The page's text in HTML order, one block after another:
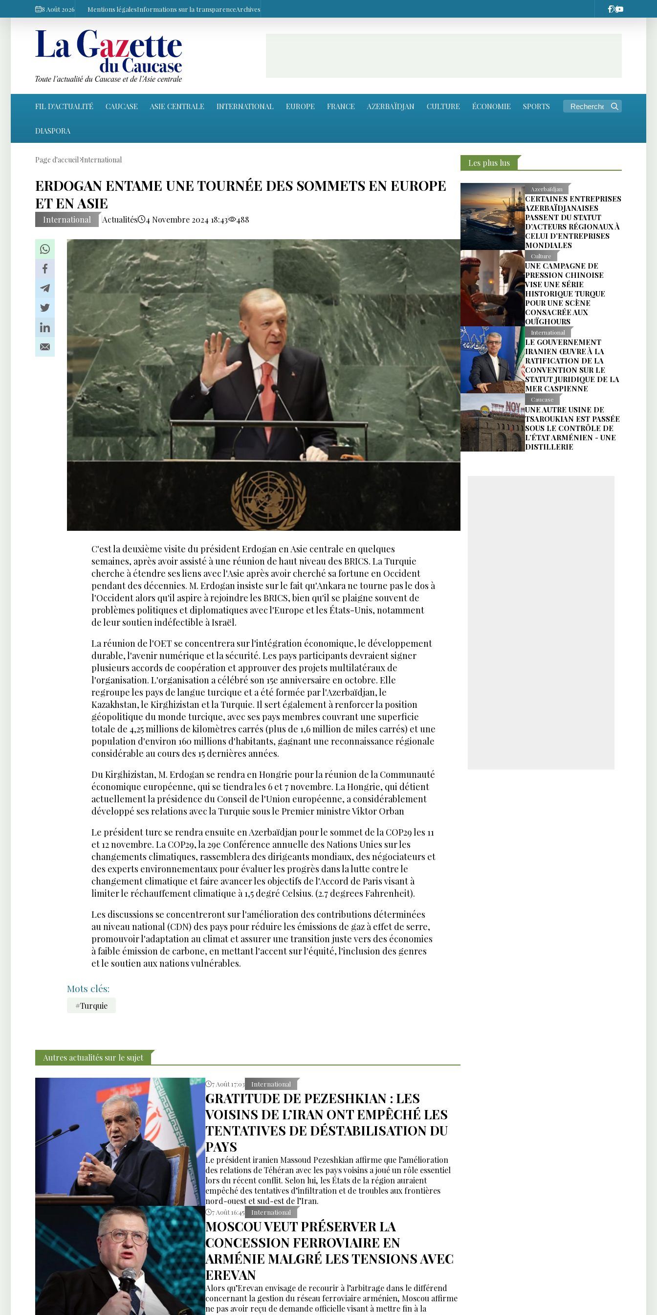
8 Août 2026 Mentions légalesInformations sur la transparenceArchives
FIL D'ACTUALITÉ CAUCASE ASIE CENTRALE INTERNATIONAL EUROPE FRANCE AZERBAÏDJAN CULTURE ÉCONOMIE SPORTS
DIASPORA
Page d'accueil International
ERDOGAN ENTAME UNE TOURNÉE DES SOMMETS EN EUROPE
ET EN ASIE
International Actualités 4 Novembre 2024 18:43 488
C'est la deuxième visite du président Erdogan en Asie centrale en quelques
semaines, après avoir assisté à une réunion de haut niveau des BRICS. La Turquie
cherche à étendre ses liens avec l'Asie après avoir cherché sa fortune en Occident
pendant des décennies. M. Erdogan insiste sur le fait qu'Ankara ne tourne pas le dos à
l'Occident alors qu'il aspire à rejoindre les BRICS, bien qu'il se plaigne souvent de
problèmes politiques et diplomatiques avec l'Europe et les États-Unis, notamment
de leur soutien indéfectible à Israël.
La réunion de l'OET se concentrera sur l'intégration économique, le développement
durable, l'avenir numérique et la sécurité. Les pays participants devraient signer
plusieurs accords de coopération et approuver des projets multilatéraux de
l'organisation. L'organisation a célébré son 15e anniversaire en octobre. Elle
regroupe les pays de langue turcique et a été formée par l'Azerbaïdjan, le
Kazakhstan, le Kirghizistan et la Turquie. Il sert également à renforcer la position
géopolitique du monde turcique, avec ses pays membres couvrant une superficie
totale de 4,25 millions de kilomètres carrés (plus de 1,6 million de miles carrés) et une
population d'environ 160 millions d'habitants, gagnant une reconnaissance régionale
considérable au cours des 15 dernières années.
Du Kirghizistan, M. Erdogan se rendra en Hongrie pour la réunion de la Communauté
économique européenne, qui se tiendra les 6 et 7 novembre. La Hongrie, qui détient
actuellement la présidence du Conseil de l'Union européenne, a considérablement
développé ses relations avec la Turquie sous le Premier ministre Viktor Orban
Le président turc se rendra ensuite en Azerbaïdjan pour le sommet de la COP29 les 11
et 12 novembre. La COP29, la 29e Conférence annuelle des Nations Unies sur les
changements climatiques, rassemblera des dirigeants mondiaux, des négociateurs et
des experts environnementaux pour évaluer les progrès dans la lutte contre le
changement climatique et faire avancer les objectifs de l'Accord de Paris visant à
limiter le réchauffement climatique à 1,5 degré Celsius. (2.7 degrees Fahrenheit).
Les discussions se concentreront sur l'amélioration des contributions déterminées
au niveau national (CDN) des pays pour réduire les émissions de gaz à effet de serre,
promouvoir l'adaptation au climat et assurer une transition juste vers des économies
à faible émission de carbone, en mettant l'accent sur l'équité, l'inclusion des genres
et le soutien aux nations vulnérables.
Mots clés:
#Turquie
Autres actualités sur le sujet
7 Août 17:03 International
GRATITUDE DE PEZESHKIAN : LES
VOISINS DE L’IRAN ONT EMPÊCHÉ LES
TENTATIVES DE DÉSTABILISATION DU
PAYS
Le président iranien Massoud Pezeshkian affirme que l’amélioration
des relations de Téhéran avec les pays voisins a joué un rôle essentiel
lors du récent conflit. Selon lui, les États de la région auraient
empêché des tentatives d’infiltration et de troubles aux frontières
nord-ouest et sud-est de l’Iran.
7 Août 16:45 International
MOSCOU VEUT PRÉSERVER LA
CONCESSION FERROVIAIRE EN
ARMÉNIE MALGRÉ LES TENSIONS AVEC
EREVAN
Alors qu’Erevan envisage de recourir à l’arbitrage dans le différend
concernant la gestion du réseau ferroviaire arménien, Moscou affirme
ne pas avoir reçu de demande officielle visant à mettre fin à la
Les plus lus
Azerbaïdjan
CERTAINES ENTREPRISES
AZERBAÏDJANAISES
PASSENT DU STATUT
D’ACTEURS RÉGIONAUX À
CELUI D’ENTREPRISES
MONDIALES
Culture
UNE CAMPAGNE DE
PRESSION CHINOISE
VISE UNE SÉRIE
HISTORIQUE TURQUE
POUR UNE SCÈNE
CONSACRÉE AUX
OUÏGHOURS
International
LE GOUVERNEMENT
IRANIEN ŒUVRE À LA
RATIFICATION DE LA
CONVENTION SUR LE
STATUT JURIDIQUE DE LA
MER CASPIENNE
Caucase
UNE AUTRE USINE DE
TSAROUKIAN EST PASSÉE
SOUS LE CONTRÔLE DE
L’ÉTAT ARMÉNIEN - UNE
DISTILLERIE